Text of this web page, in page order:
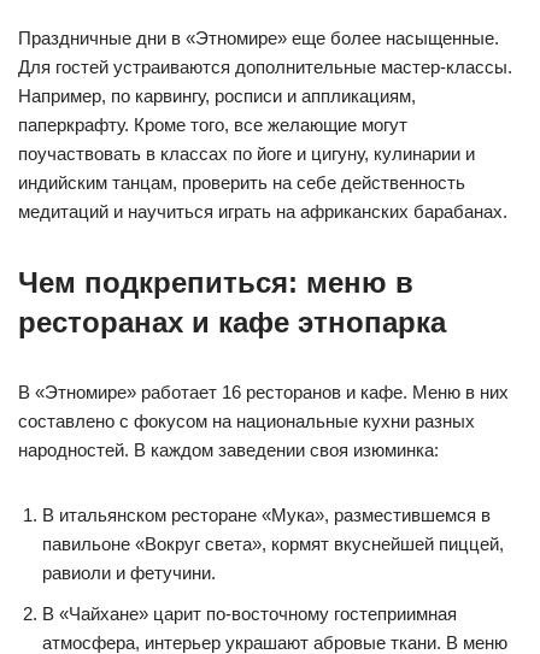
Праздничные дни в «Этномире» еще более насыщенные.
Для гостей устраиваются дополнительные мастер-классы.
Например, по карвингу, росписи и аппликациям,
паперкрафту. Кроме того, все желающие могут
поучаствовать в классах по йоге и цигуну, кулинарии и
индийским танцам, проверить на себе действенность
медитаций и научиться играть на африканских барабанах.
Чем подкрепиться: меню в
ресторанах и кафе этнопарка
В «Этномире» работает 16 ресторанов и кафе. Меню в них
составлено с фокусом на национальные кухни разных
народностей. В каждом заведении своя изюминка:
В итальянском ресторане «Мука», разместившемся в
павильоне «Вокруг света», кормят вкуснейшей пиццей,
равиоли и фетучини.
В «Чайхане» царит по-восточному гостеприимная
атмосфера, интерьер украшают абровые ткани. В меню